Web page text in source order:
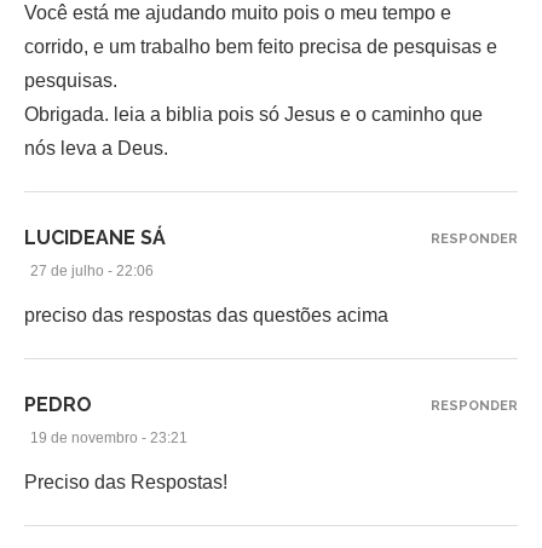
Você está me ajudando muito pois o meu tempo e
corrido, e um trabalho bem feito precisa de pesquisas e
pesquisas.
Obrigada. leia a biblia pois só Jesus e o caminho que
nós leva a Deus.
LUCIDEANE SÁ
27 de julho - 22:06
preciso das respostas das questões acima
RESPONDER
PEDRO
19 de novembro - 23:21
Preciso das Respostas!
RESPONDER